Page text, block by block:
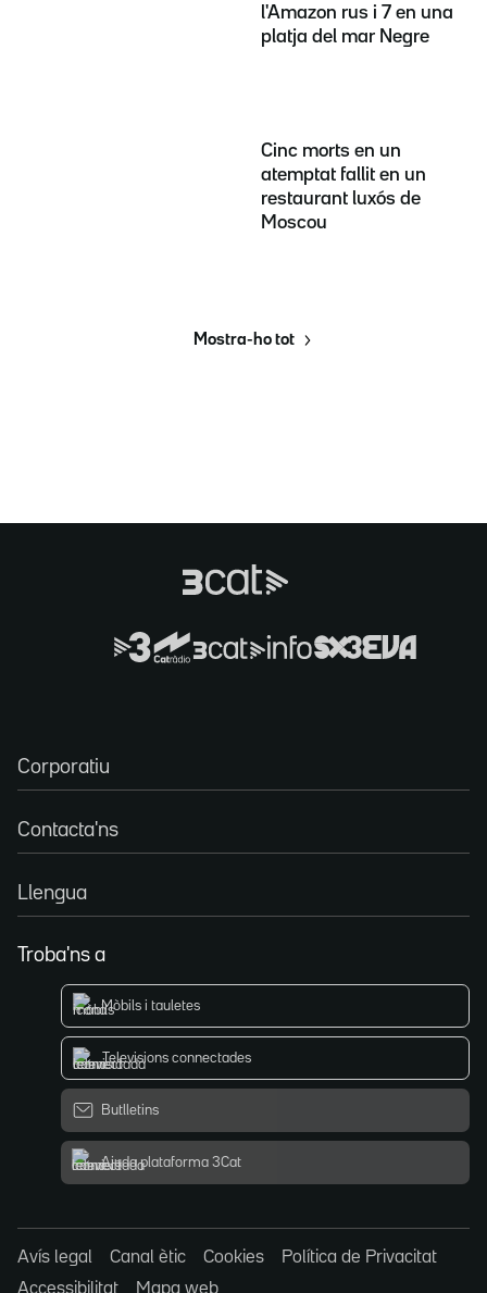
l'Amazon rus i 7 en una
platja del mar Negre
Cinc morts en un
atemptat fallit en un
restaurant luxós de
Moscou
Mostra-ho tot
Corporatiu
Contacta'ns
Llengua
Troba'ns a
Mòbils i tauletes
Televisions connectades
Butlletins
Ajuda plataforma 3Cat
Avís legal Canal ètic Cookies
Política de Privacitat
Accessibilitat
Mapa web